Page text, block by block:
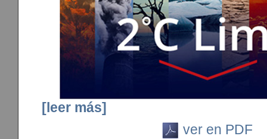
[leer más]
ver en PDF